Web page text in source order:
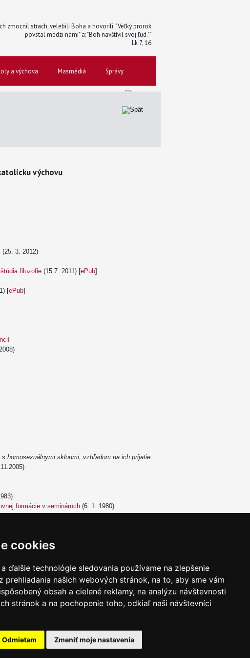
cookies
ďalšie technológie sledovania používame na zlepšenie
prehliadania našich webových stránok, na to, aby sme vám
obsah a cielené reklamy, na analýzu návštevnosti
stránok a na pochopenie toho, odkiaľ naši návštevníci
Odmietam Zmeniť moje nastavenia
zmocnil strach, velebili Boha a hovorili: "Veľký prorok
povstal medzi nami" a: "Boh navštívil svoj ľud.""
Lk 7, 16
a výchova Masmédiá Správy
výchovu
(25. 3. 2012)
filozofie (15.7. 2011) [ePub]
[ePub]
homosexuálnymi sklonmi, vzhľadom na ich prijatie
formácie v seminároch (6. 1. 1980)
Kontakt Ochrana osobných udajov